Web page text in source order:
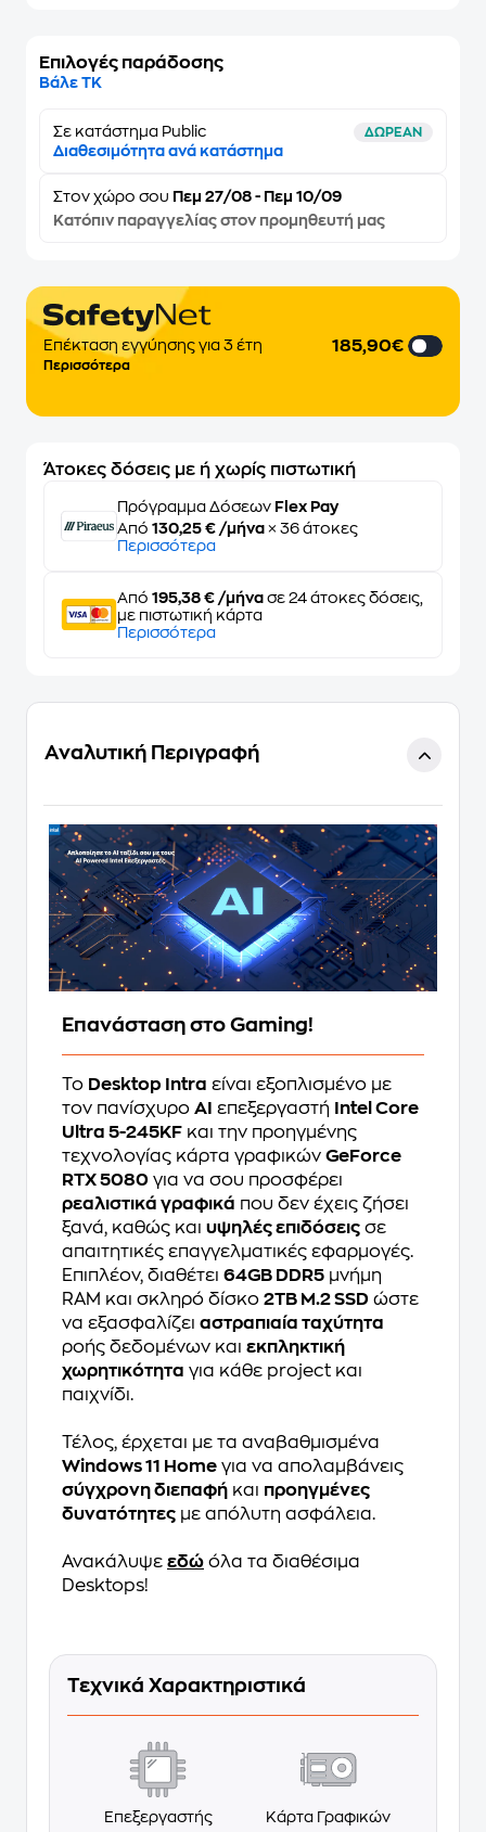
Επιλογές παράδοσης
Βάλε ΤΚ
Σε κατάστημα Public ΔΩΡΕΑΝ
Διαθεσιμότητα ανά κατάστημα
Στον χώρο σου Πεμ 27/08 - Πεμ 10/09
Κατόπιν παραγγελίας στον προμηθευτή μας
Επέκταση εγγύησης για 3 έτη
Περισσότερα
185,90€
Άτοκες δόσεις με ή χωρίς πιστωτική
Πρόγραμμα Δόσεων Flex Pay
Από 130,25 € /μήνα × 36 άτοκες
Περισσότερα
Από 195,38 € /μήνα σε 24 άτοκες δόσεις,
με πιστωτική κάρτα
Περισσότερα
Αναλυτική Περιγραφή
Επανάσταση στο Gaming!
Το Desktop Intra είναι εξοπλισμένο με
τον πανίσχυρο AI επεξεργαστή Intel Core
Ultra 5-245KF και την προηγμένης
τεχνολογίας κάρτα γραφικών GeForce
RTX 5080 για να σου προσφέρει
ρεαλιστικά γραφικά που δεν έχεις ζήσει
ξανά, καθώς και υψηλές επιδόσεις σε
απαιτητικές επαγγελματικές εφαρμογές.
Επιπλέον, διαθέτει 64GB DDR5 μνήμη
RAM και σκληρό δίσκο 2TB M.2 SSD ώστε
να εξασφαλίζει αστραπιαία ταχύτητα
ροής δεδομένων και εκπληκτική
χωρητικότητα για κάθε project και
παιχνίδι.
Τέλος, έρχεται με τα αναβαθμισμένα
Windows 11 Home για να απολαμβάνεις
σύγχρονη διεπαφή και προηγμένες
δυνατότητες με απόλυτη ασφάλεια.
Ανακάλυψε εδώ όλα τα διαθέσιμα
Desktops!
Τεχνικά Χαρακτηριστικά
Επεξεργαστής
Κάρτα Γραφικών